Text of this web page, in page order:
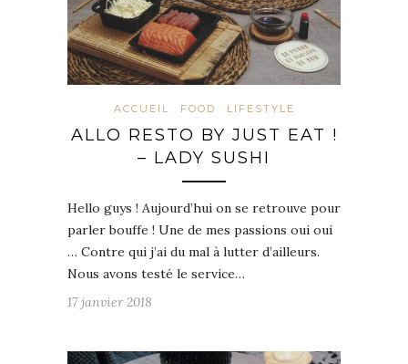
ACCUEIL FOOD LIFESTYLE
ALLO RESTO BY JUST EAT !
– LADY SUSHI
Hello guys ! Aujourd’hui on se retrouve pour
parler bouffe ! Une de mes passions oui oui
… Contre qui j’ai du mal à lutter d’ailleurs.
Nous avons testé le service…
17 janvier 2018